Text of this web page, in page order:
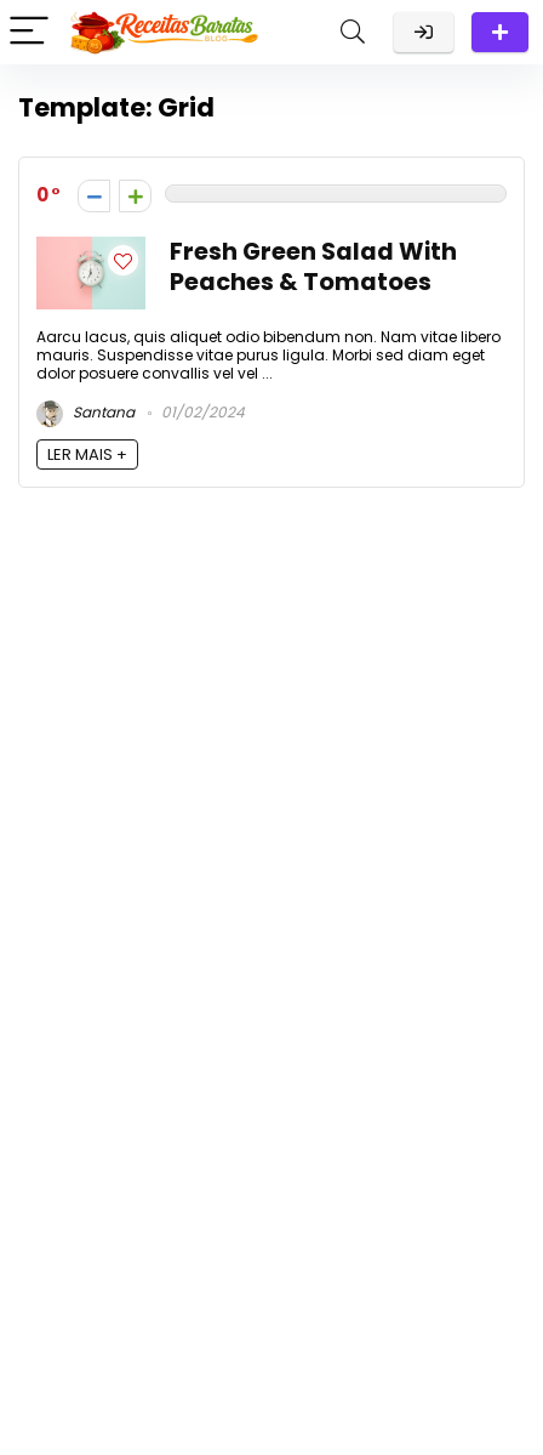
Template: Grid
0
Fresh Green Salad With
Peaches & Tomatoes
Aarcu lacus, quis aliquet odio bibendum non. Nam vitae libero
mauris. Suspendisse vitae purus ligula. Morbi sed diam eget
dolor posuere convallis vel vel ...
Santana
01/02/2024
LER MAIS +